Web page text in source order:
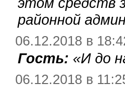
районной
06.12.2018 в
Гость: «И до
06.12.2018 в